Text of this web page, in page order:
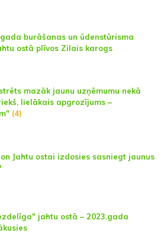
burāšanas un ūdenstūrisma
ostā plīvos Zilais karogs
mazāk jaunu uzņēmumu nekā
lielākais apgrozījums –
(4)
Jahtu ostai izdosies sasniegt jaunus
jahtu ostā – 2023.gada